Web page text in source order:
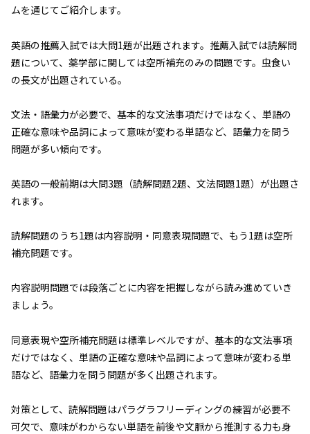
ムを通じてご紹介します。
英語の推薦入試では大問1題が出題されます。推薦入試では読解問
題について、薬学部に関しては空所補充のみの問題です。虫食い
の長文が出題されている。
文法・語彙力が必要で、基本的な文法事項だけではなく、単語の
正確な意味や品詞によって意味が変わる単語など、語彙力を問う
問題が多い傾向です。
英語の一般前期は大問3題（読解問題2題、文法問題1題）が出題さ
れます。
読解問題のうち1題は内容説明・同意表現問題で、もう1題は空所
補充問題です。
内容説明問題では段落ごとに内容を把握しながら読み進めていき
ましょう。
同意表現や空所補充問題は標準レベルですが、基本的な文法事項
だけではなく、単語の正確な意味や品詞によって意味が変わる単
語など、語彙力を問う問題が多く出題されます。
対策として、読解問題はパラグラフリーディングの練習が必要不
可欠で、意味がわからない単語を前後や文脈から推測する力も身